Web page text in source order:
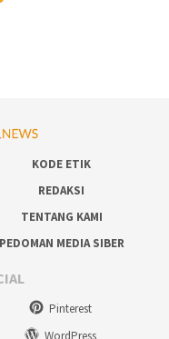
KODE ETIK
REDAKSI
TENTANG KAMI
PEDOMAN MEDIA SIBER
Pinterest
WordPress